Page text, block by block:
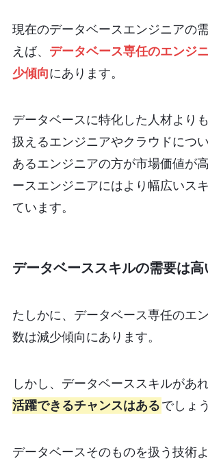
現在のデータベースエンジニアの
えば、 データベース専任のエンジ
少傾向にあります。
データベースに特化した人材より
扱えるエンジニアやクラウドにつ
あるエンジニアの方が市場価値が
ースエンジニアにはより幅広いス
ています。
データベーススキルの需要は高
たしかに、データベース専任のエ
数は減少傾向にあります。
しかし、データベーススキルがあれ
活躍できるチャンスはある でしょう
データベースそのものを扱う技術